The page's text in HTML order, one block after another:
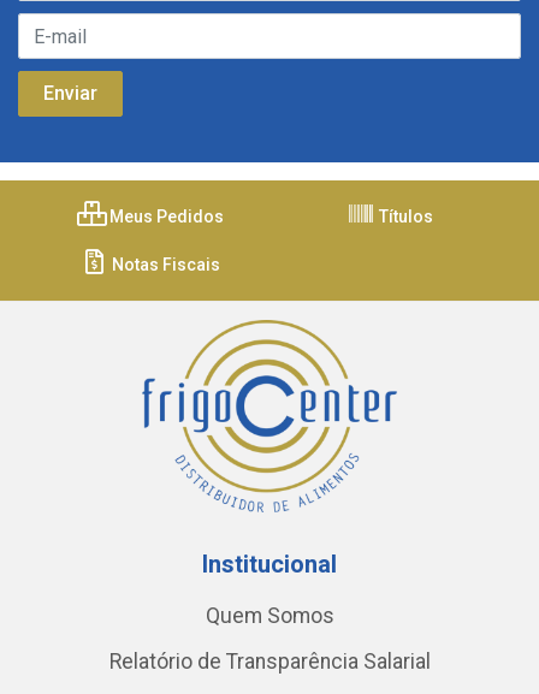
Meus Pedidos Títulos
Notas Fiscais
Institucional
Quem Somos
Relatório de Transparência Salarial